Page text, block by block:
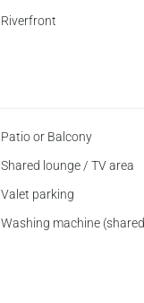
Riverfront
Patio or Balcony
Shared lounge / TV area
Valet parking
Washing machine